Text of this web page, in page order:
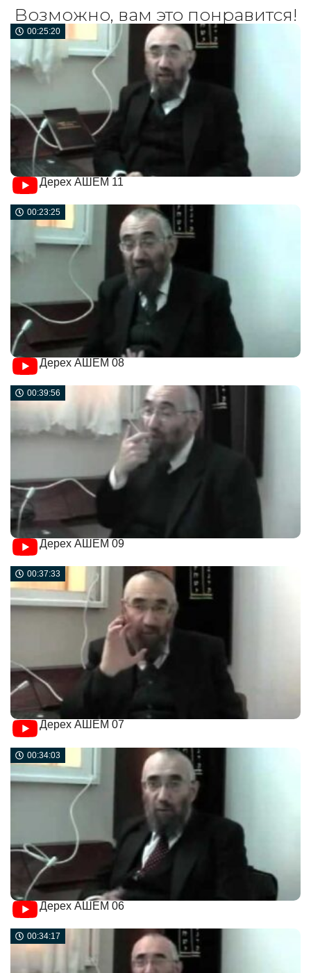
Возможно, вам это понравится!
00:25:20
Дерех АШЕМ 11
00:23:25
Дерех АШЕМ 08
00:39:56
Дерех АШЕМ 09
00:37:33
Дерех АШЕМ 07
00:34:03
Дерех АШЕМ 06
00:34:17